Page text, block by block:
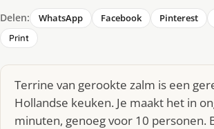
Delen: WhatsApp Facebook Pinterest
Print
Terrine van gerookte zalm is een
Hollandse keuken. Je maakt het in
minuten, genoeg voor 10 personen.